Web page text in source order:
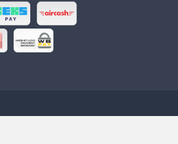
dostava
dana kod vas